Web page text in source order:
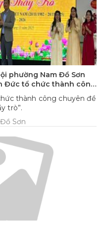
phường Nam Đồ Sơn
Đức tổ chức thành công
đẹp thầy trò”.
thành công chuyên đề
trò”.
Sơn